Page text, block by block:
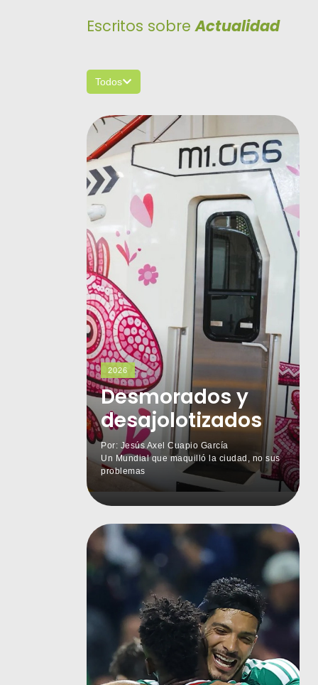
Escritos sobreActualidad
Todos
2026
Desmorados y
desajolotizados
Por: Jesús Axel Cuapio García
Un Mundial que maquilló la ciudad, no sus
problemas